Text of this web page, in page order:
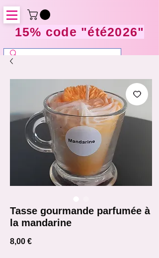
15% code "été2026"
Tasse gourmande parfumée à
la mandarine
8,00 €Prix